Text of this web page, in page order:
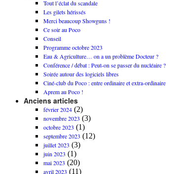
Tout l’éclat du scandale
Les gilets hérissés
Merci beaucoup Showguns !
Ce soir au Poco
Conseil
Programme octobre 2023
Eau & Agriculture… on a un problème Docteur ?
Conférence / débat : Peut-on se passer du nucléaire ?
Soirée autour des logiciels libres
Ciné-club du Poco : entre ordinaire et extra-ordinaire
Aprem au Poco !
Anciens articles
février 2024 (2)
novembre 2023 (3)
octobre 2023 (1)
septembre 2023 (12)
juillet 2023 (3)
juin 2023 (1)
mai 2023 (20)
avril 2023 (11)